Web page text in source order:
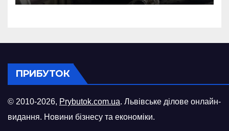
російського БПЛА
ПРИБУТОК
© 2010-2026, Prybutok.com.ua. Львівське ділове онлайн-
видання. Новини бізнесу та економіки.